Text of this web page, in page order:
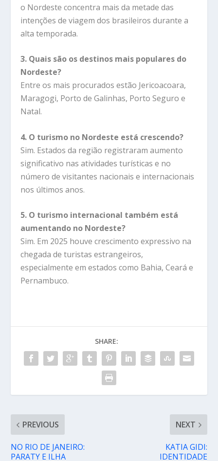
o Nordeste concentra mais da metade das
intenções de viagem dos brasileiros durante a
alta temporada.
3. Quais são os destinos mais populares do
Nordeste?
Entre os mais procurados estão Jericoacoara,
Maragogi, Porto de Galinhas, Porto Seguro e
Natal.
4. O turismo no Nordeste está crescendo?
Sim. Estados da região registraram aumento
significativo nas atividades turísticas e no
número de visitantes nacionais e internacionais
nos últimos anos.
5. O turismo internacional também está
aumentando no Nordeste?
Sim. Em 2025 houve crescimento expressivo na
chegada de turistas estrangeiros,
especialmente em estados como Bahia, Ceará e
Pernambuco.
SHARE:
PREVIOUS
NO RIO DE JANEIRO:
PARATY E ILHA
NEXT
KATIA GIDI:
IDENTIDADE